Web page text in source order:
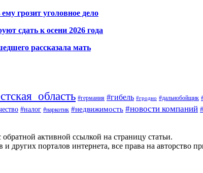
грозит уголовное дело
сдать к осени 2026 года
рассказала мать
#германия #гибель #гродно #дальнобойщик
#налог #наркотик #недвижимость #новости компаний
активной ссылкой на страницу статьи.
других порталов интернета, все права на авторство